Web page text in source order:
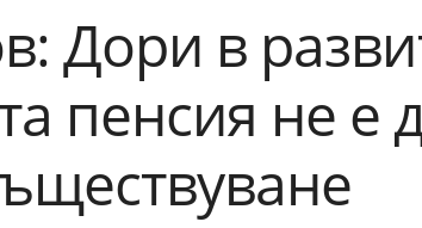
Дори в
пенсия не е